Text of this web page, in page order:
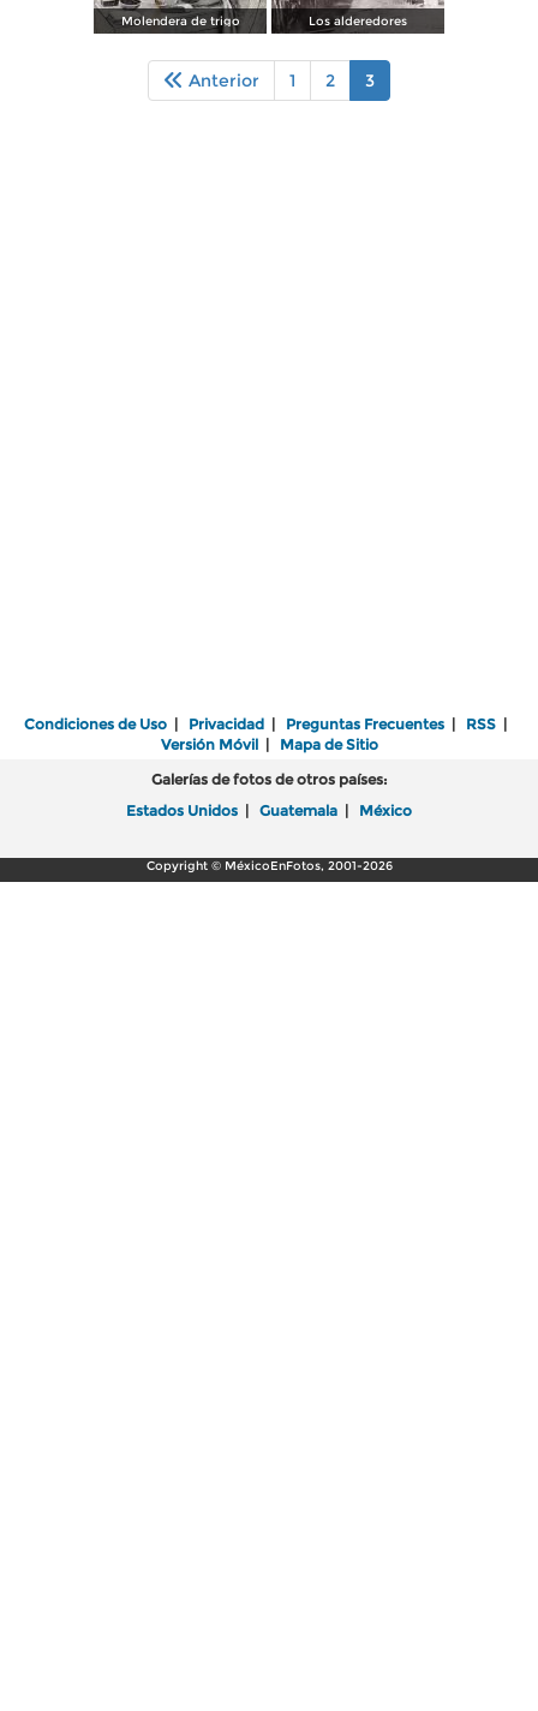
Molendera de trigo Los alderedores
Anterior 1 2 3
Condiciones de Uso | Privacidad | Preguntas Frecuentes | RSS |
Versión Móvil| Mapa de Sitio
Galerías de fotos de otros países:
Estados Unidos | Guatemala | México
Copyright © MéxicoEnFotos, 2001-2026